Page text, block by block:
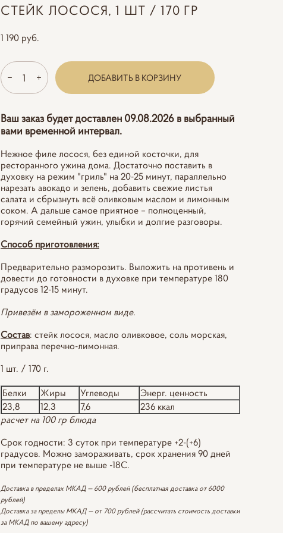
СТЕЙК ЛОСОСЯ, 1 ШТ / 170 ГР
1 190 pуб.
ДОБАВИТЬ В КОРЗИНУ
Ваш заказ будет доставлен 09.08.2026 в выбранный
вами временной интервал.
Нежное филе лосося, без единой косточки, для
ресторанного ужина дома. Достаточно поставить в
духовку на режим "гриль" на 20-25 минут, параллельно
нарезать авокадо и зелень, добавить свежие листья
салата и сбрызнуть всё оливковым маслом и лимонным
соком. А дальше самое приятное – полноценный,
горячий семейный ужин, улыбки и долгие разговоры.
Способ приготовления:
Предварительно разморозить. Выложить на противень и
довести до готовности в духовке при температуре 180
градусов 12-15 минут.
Привезём в замороженном виде.
Состав: стейк лосося, масло оливковое, соль морская,
приправа перечно-лимонная.
1 шт. / 170 г.
Белки Жиры Углеводы
Энерг. ценность
23,8
12,3 7,6
236 ккал
расчет на 100 гр блюда
Срок годности: 3 суток при температуре +2-(+6)
градусов. Можно замораживать, срок хранения 90 дней
при температуре не выше -18С.
Доставка в пределах МКАД — 600 рублей (бесплатная доставка от 6000
рублей)
Доставка за пределы МКАД — от 700 рублей (рассчитать стоимость доставки
за МКАД по вашему адресу)